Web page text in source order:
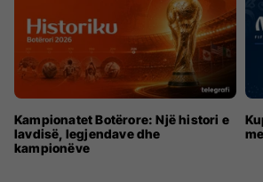
Kampionatet Botërore: Një histori e
lavdisë, legjendave dhe
kampionëve